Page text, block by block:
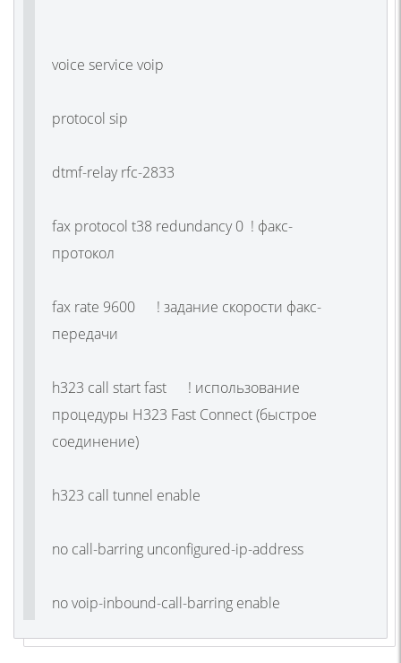
voice service voip
protocol sip
dtmf-relay rfc-2833
fax protocol t38 redundancy 0 ! факс-
протокол
fax rate 9600 ! задание скорости факс-
передачи
h323 call start fast ! использование
процедуры H323 Fast Connect(быстрое
соединение)
h323 call tunnel enable
no call-barring unconfigured-ip-address
no voip-inbound-call-barring enable